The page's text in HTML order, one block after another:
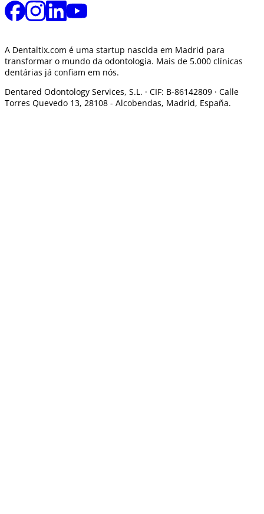
A Dentaltix.com é uma startup nascida em Madrid para
transformar o mundo da odontologia. Mais de 5.000 clínicas
dentárias já confiam em nós.
Dentared Odontology Services, S.L. · CIF: B-86142809 · Calle
Torres Quevedo 13, 28108 - Alcobendas, Madrid, España.